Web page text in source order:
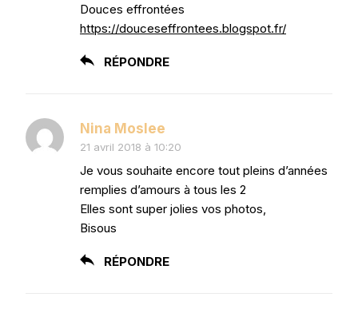
Douces effrontées
https://douceseffrontees.blogspot.fr/
RÉPONDRE
Nina Moslee
21 avril 2018 à 10:20
Je vous souhaite encore tout pleins d’années
remplies d’amours à tous les 2
Elles sont super jolies vos photos,
Bisous
RÉPONDRE